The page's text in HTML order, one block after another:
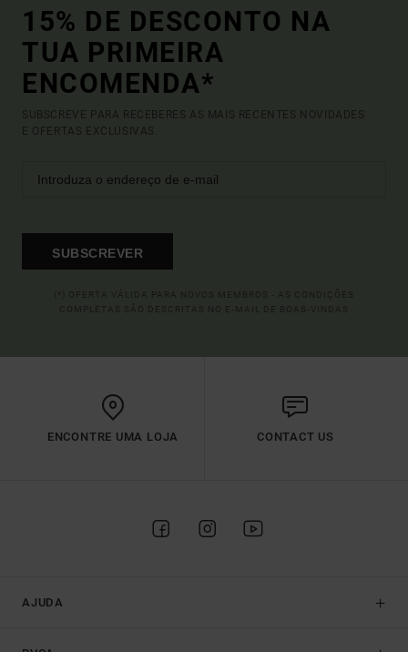
15% DE DESCONTO NA
TUA PRIMEIRA
ENCOMENDA*
SUBSCREVE PARA RECEBERES AS MAIS RECENTES NOVIDADES
E OFERTAS EXCLUSIVAS.
SUBSCREVER
ENCONTRE UMA LOJA CONTACT US
AJUDA